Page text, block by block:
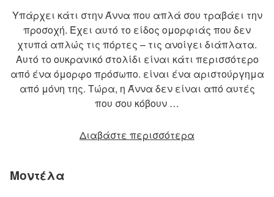
Υπάρχει κάτι στην Άννα που απλά σου τραβάει την
προσοχή. Έχει αυτό το είδος ομορφιάς που δεν
χτυπά απλώς τις πόρτες – τις ανοίγει διάπλατα.
Αυτό το ουκρανικό στολίδι είναι κάτι περισσότερο
από ένα όμορφο πρόσωπο. είναι ένα αριστούργημα
από μόνη της. Τώρα, η Άννα δεν είναι από αυτές
που σου κόβουν …
Διαβάστε περισσότερα
Μοντέλα